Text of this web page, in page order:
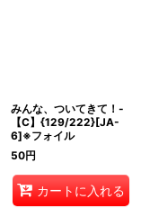
みんな、ついてきて！-
【C】{129/222}[JA-
6]※フォイル
50円
カートに入れる